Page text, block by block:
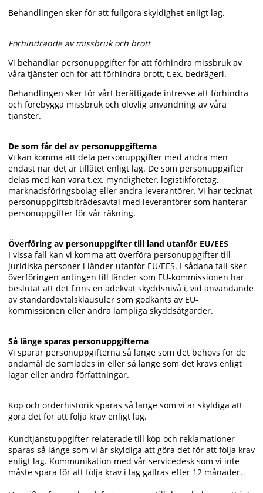
Behandlingen sker för att fullgöra skyldighet enligt lag.
Förhindrande av missbruk och brott
Vi behandlar personuppgifter för att förhindra missbruk av
våra tjänster och för att förhindra brott, t.ex. bedrägeri.
Behandlingen sker för vårt berättigade intresse att förhindra
och förebygga missbruk och olovlig användning av våra
tjänster.
De som får del av personuppgifterna
Vi kan komma att dela personuppgifter med andra men
endast när det är tillåtet enligt lag. De som personuppgifter
delas med kan vara t.ex. myndigheter, logistikföretag,
marknadsföringsbolag eller andra leverantörer. Vi har tecknat
personuppgiftsbiträdesavtal med leverantörer som hanterar
personuppgifter för vår räkning.
Överföring av personuppgifter till land utanför EU/EES
I vissa fall kan vi komma att överföra personuppgifter till
juridiska personer i länder utanför EU/EES. I sådana fall sker
överföringen antingen till länder som EU-kommissionen har
beslutat att det finns en adekvat skyddsnivå i, vid användande
av standardavtalsklausuler som godkänts av EU-
kommissionen eller andra lämpliga skyddsåtgärder.
Så länge sparas personuppgifterna
Vi sparar personuppgifterna så länge som det behövs för de
ändamål de samlades in eller så länge som det krävs enligt
lagar eller andra författningar.
Köp och orderhistorik sparas så länge som vi är skyldiga att
göra det för att följa krav enligt lag.
Kundtjänstuppgifter relaterade till köp och reklamationer
sparas så länge som vi är skyldiga att göra det för att följa krav
enligt lag. Kommunikation med vår servicedesk som vi inte
måste spara för att följa krav i lag gallras efter 12 månader.